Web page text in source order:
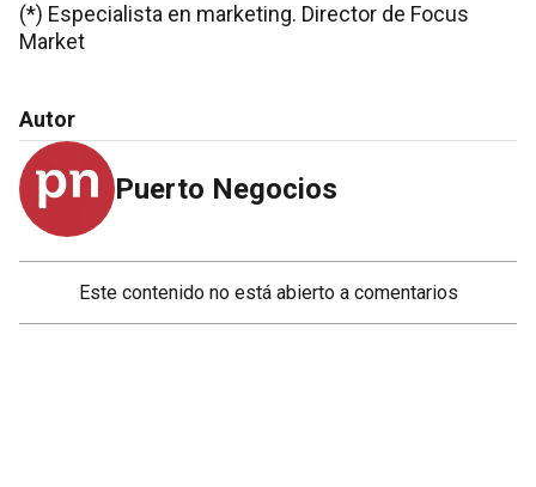
(*) Especialista en marketing. Director de Focus
Market
Autor
Puerto Negocios
Este contenido no está abierto a comentarios